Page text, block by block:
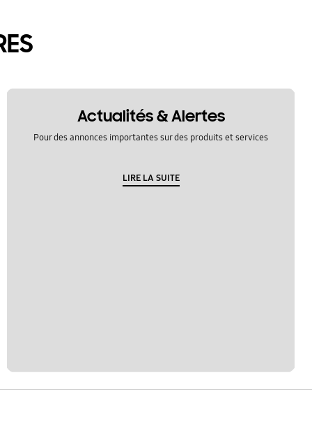
Actualités & Alertes
Pour des annonces importantes sur des produits et services
LIRE LA SUITE